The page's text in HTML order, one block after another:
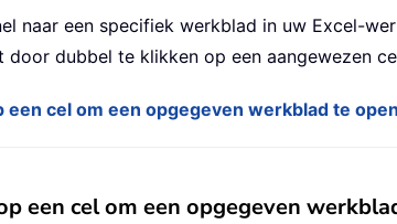
naar een specifiek werkblad in uw Excel-
door dubbel te klikken op een aangewezen
een cel om een opgegeven werkblad te
een cel om een opgegeven